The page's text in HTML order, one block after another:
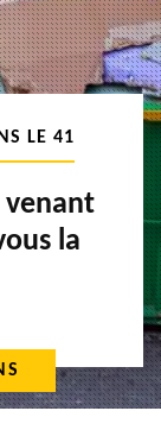
LE 41
venant
la